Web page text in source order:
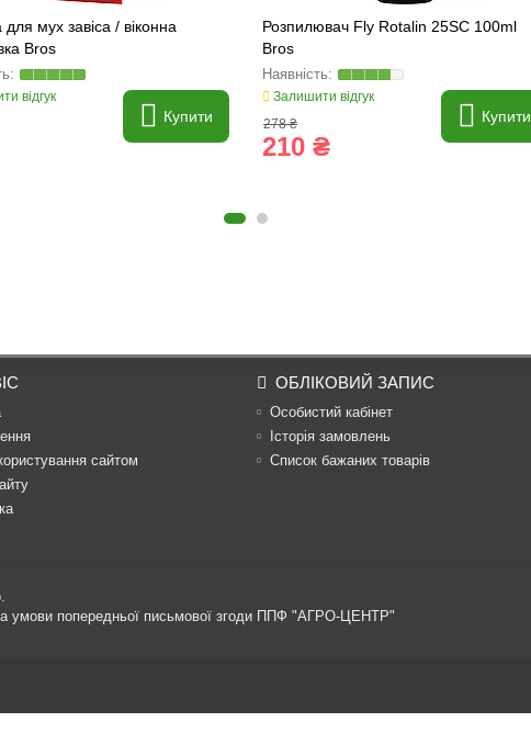
для мух завіса / віконна
Bros
відгук
Купити
Розпилювач Fly Rotalin 25SC 100ml
Bros
Залишити відгук
278 ₴
210 ₴
Купити
сайтом
ОБЛІКОВИЙ ЗАПИС
Особистий кабінет
Історія замовлень
Список бажаних товарів
умови попередньої письмової згоди ППФ "АГРО-ЦЕНТР"